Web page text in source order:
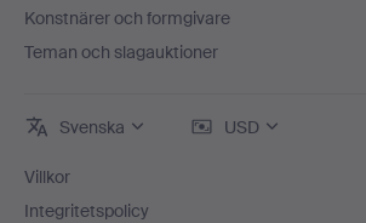
Konstnärer och formgivare
Teman och slagauktioner
Svenska USD
Villkor
Integritetspolicy